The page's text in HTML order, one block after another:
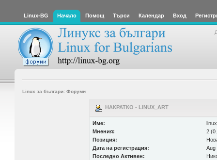
Linux-BG Начало Помощ Търси Календар Вход
Linux за българи: Форуми
НАКРАТКО - LINUX_ART
Име:
Мнения:
2
Позиция:
Дата на регистрация:
Aug
Последно Активен: